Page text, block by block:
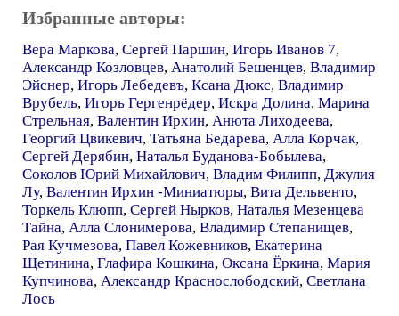
Избранные авторы:
Вера Маркова, Сергей Паршин, Игорь Иванов 7,
Александр Козловцев, Анатолий Бешенцев, Владимир
Эйснер, Игорь Лебедевъ, Ксана Дюкс, Владимир
Врубель, Игорь Гергенрёдер, Искра Долина, Марина
Стрельная, Валентин Ирхин, Анюта Лиходеева,
Георгий Цвикевич, Татьяна Бедарева, Алла Корчак,
Сергей Дерябин, Наталья Буданова-Бобылева,
Соколов Юрий Михайлович, Владим Филипп, Джулия
Лу, Валентин Ирхин -Миниатюры, Вита Дельвенто,
Торкель Клюпп, Сергей Нырков, Наталья Мезенцева
Тайна, Алла Слонимерова, Владимир Степанищев,
Рая Кучмезова, Павел Кожевников, Екатерина
Щетинина, Глафира Кошкина, Оксана Ёркина, Мария
Купчинова, Александр Краснослободский, Светлана
Лось